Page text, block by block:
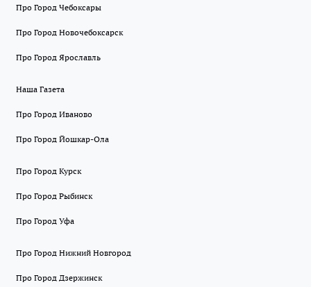
Про Город Чебоксары
Про Город Новочебоксарск
Про Город Ярославль
Наша Газета
Про Город Иваново
Про Город Йошкар-Ола
Про Город Курск
Про Город Рыбинск
Про Город Уфа
Про Город Нижний Новгород
Про Город Дзержинск